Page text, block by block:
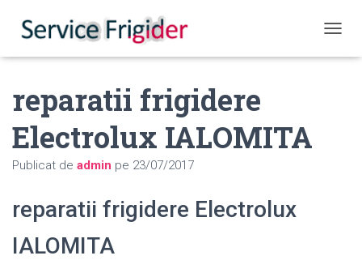
reparatii frigidere
Electrolux IALOMITA
Publicat de admin pe 23/07/2017
reparatii frigidere Electrolux
IALOMITA